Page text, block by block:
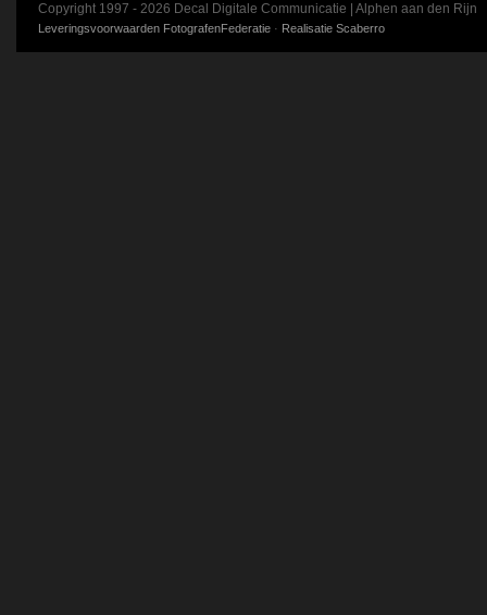
Copyright 1997 - 2026 Decal Digitale Communicatie | Alphen aan den Rijn
Leveringsvoorwaarden FotografenFederatie · Realisatie Scaberro